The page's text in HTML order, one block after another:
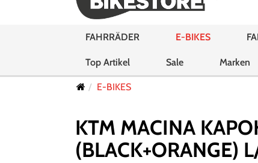
FAHRRÄDER E-BIKES
Top Artikel Sale Marken
E-BIKES
KTM MACINA
(BLACK+ORANGE)